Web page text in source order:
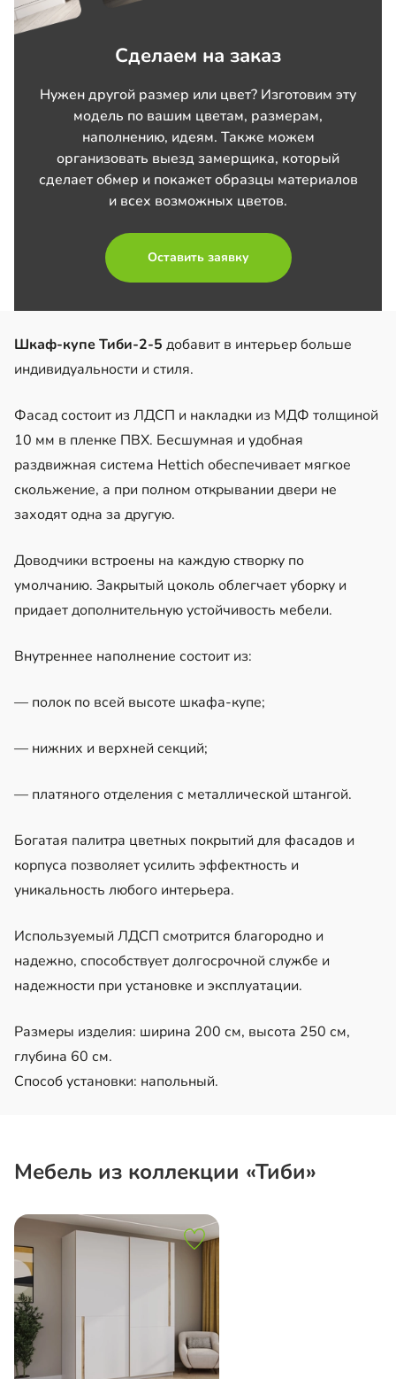
Сделаем на заказ
Нужен другой размер или цвет? Изготовим эту
модель по вашим цветам, размерам,
наполнению, идеям. Также можем
организовать выезд замерщика, который
сделает обмер и покажет образцы материалов
и всех возможных цветов.
Оставить заявку
Шкаф-купе Тиби-2-5 добавит в интерьер больше
индивидуальности и стиля.
Фасад состоит из ЛДСП и накладки из МДФ толщиной
10 мм в пленке ПВХ. Бесшумная и удобная
раздвижная система Hettich обеспечивает мягкое
скольжение, а при полном открывании двери не
заходят одна за другую.
Доводчики встроены на каждую створку по
умолчанию. Закрытый цоколь облегчает уборку и
придает дополнительную устойчивость мебели.
Внутреннее наполнение состоит из:
— полок по всей высоте шкафа-купе;
— нижних и верхней секций;
— платяного отделения с металлической штангой.
Богатая палитра цветных покрытий для фасадов и
корпуса позволяет усилить эффектность и
уникальность любого интерьера.
Используемый ЛДСП смотрится благородно и
надежно, способствует долгосрочной службе и
надежности при установке и эксплуатации.
Размеры изделия: ширина 200 см, высота 250 см,
глубина 60 см.
Способ установки: напольный.
Мебель из коллекции «Тиби»